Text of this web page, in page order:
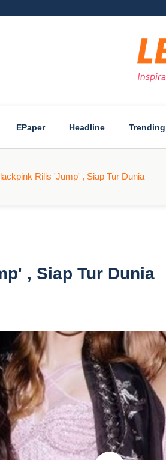
EPaper Headline Trending
Rilis 'Jump' , Siap Tur Dunia
, Siap Tur Dunia